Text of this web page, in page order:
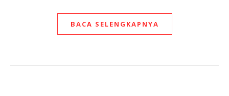
BACA SELENGKAPNYA